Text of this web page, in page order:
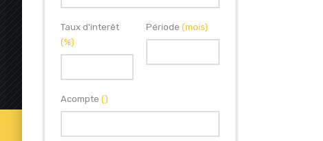
Taux d'interêt
(%)
Période(mois)
Acompte ()